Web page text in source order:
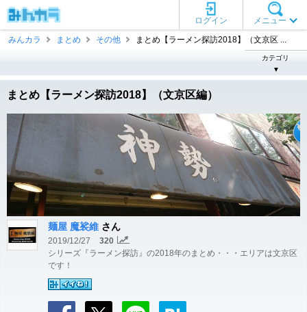
メニュー
ログイン
みんカラ
まとめ その他 まとめ【ラーメン探訪2018】（文京区 ...
カテゴリ
▼
まとめ【ラーメン探訪2018】（文京区編）
麺屋 魔裟維 さん
2019/12/27
320
シリーズ『ラーメン探訪』の2018年のまとめ・・・エリアは文京区
です！